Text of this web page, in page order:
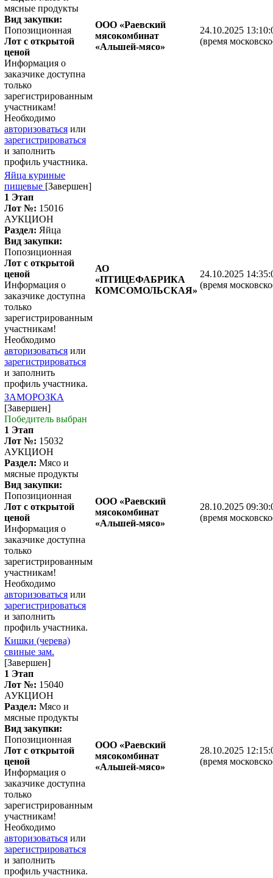
мясные продукты
Вид закупки:
Попозиционная
Лот с открытой
ценой
Информация о
заказчике доступна
только
зарегистрированным
участникам!
Необходимо
авторизоваться или
зарегистрироваться
и заполнить
профиль участника.
ООО «Раевский
мясокомбинат
«Альшей-мясо»
24.10.2025
(время
Яйца куриные
пищевые [Завершен]
1 Этап
Лот №: 15016
АУКЦИОН
Раздел: Яйца
Вид закупки:
Попозиционная
Лот с открытой
ценой
Информация о
заказчике доступна
только
зарегистрированным
участникам!
Необходимо
авторизоваться или
зарегистрироваться
и заполнить
профиль участника.
АО
«ПТИЦЕФАБРИКА
КОМСОМОЛЬСКАЯ»
24.10.2025
(время
ЗАМОРОЗКА
[Завершен]
Победитель выбран
1 Этап
Лот №: 15032
АУКЦИОН
Раздел: Мясо и
мясные продукты
Вид закупки:
Попозиционная
Лот с открытой
ценой
Информация о
заказчике доступна
только
зарегистрированным
участникам!
Необходимо
авторизоваться или
зарегистрироваться
и заполнить
профиль участника.
ООО «Раевский
мясокомбинат
«Альшей-мясо»
28.10.2025
(время
Кишки (черева)
свиные зам.
[Завершен]
1 Этап
Лот №: 15040
АУКЦИОН
Раздел: Мясо и
мясные продукты
Вид закупки:
Попозиционная
Лот с открытой
ценой
Информация о
заказчике доступна
только
зарегистрированным
участникам!
Необходимо
авторизоваться или
зарегистрироваться
и заполнить
профиль участника.
ООО «Раевский
мясокомбинат
«Альшей-мясо»
28.10.2025
(время